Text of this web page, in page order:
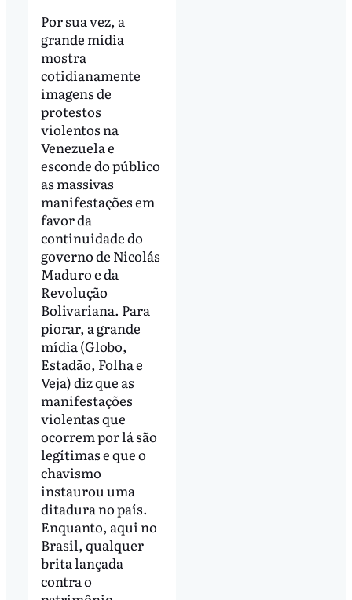
Por sua vez, a
grande mídia
mostra
cotidianamente
imagens de
protestos
violentos na
Venezuela e
esconde do público
as massivas
manifestações em
favor da
continuidade do
governo de Nicolás
Maduro e da
Revolução
Bolivariana. Para
piorar, a grande
mídia (Globo,
Estadão, Folha e
Veja) diz que as
manifestações
violentas que
ocorrem por lá são
legítimas e que o
chavismo
instaurou uma
ditadura no país.
Enquanto, aqui no
Brasil, qualquer
brita lançada
contra o